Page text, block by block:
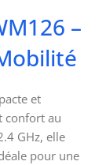
–
et
confort au
GHz, elle
pour une